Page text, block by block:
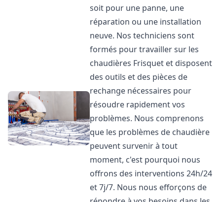
soit pour une panne, une
réparation ou une installation
neuve. Nos techniciens sont
formés pour travailler sur les
chaudières Frisquet et disposent
des outils et des pièces de
rechange nécessaires pour
résoudre rapidement vos
problèmes. Nous comprenons
que les problèmes de chaudière
peuvent survenir à tout
moment, c'est pourquoi nous
offrons des interventions 24h/24
et 7j/7. Nous nous efforçons de